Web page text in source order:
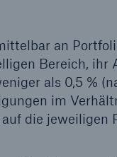
an
Bereich, ihr
als 0,5 %
im
die jeweiligen